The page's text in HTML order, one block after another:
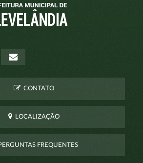
CONTATO
LOCALIZAÇÃO
FREQUENTES